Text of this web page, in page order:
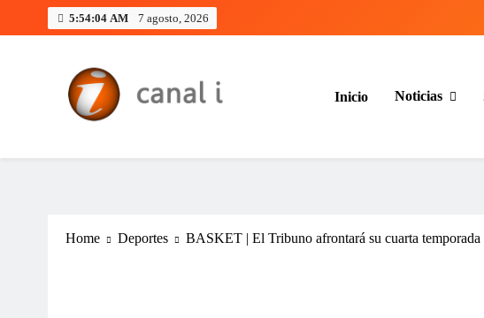
5:54:04 AM 7 agosto, 2026
Canal i | Noticias de Salta, Argentina
Inicio Noticias
Home Deportes BASKET | El Tribuno afrontará su cuarta temporada